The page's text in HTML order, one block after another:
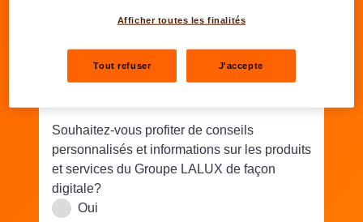
Souhaitez-vous profiter de conseils
personnalisés et informations sur les produits
et services du Groupe LALUX de façon
digitale?
Oui
Afficher toutes les finalités
Tout refuser J'accepte